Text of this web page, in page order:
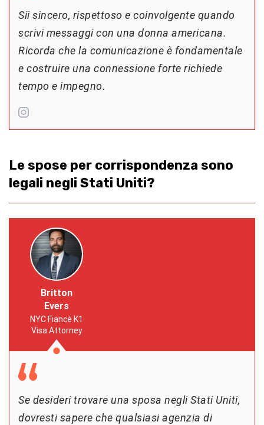
Sii sincero, rispettoso e coinvolgente quando
scrivi messaggi con una donna americana.
Ricorda che la comunicazione è fondamentale
e costruire una connessione forte richiede
tempo e impegno.
Le spose per corrispondenza sono
legali negli Stati Uniti?
Britton
Evers
NYC Fiancé K1
Visa Attorney
Se desideri trovare una sposa negli Stati Uniti,
dovresti sapere che qualsiasi agenzia di